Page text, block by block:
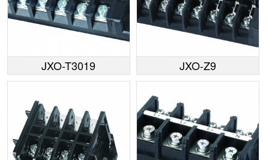
JXO-T3019 JXO-Z9